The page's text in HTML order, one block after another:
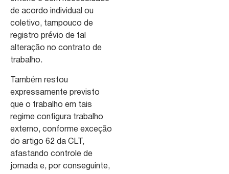
de acordo individual ou
coletivo, tampouco de
registro prévio de tal
alteração no contrato de
trabalho.
Também restou
expressamente previsto
que o trabalho em tais
regime configura trabalho
externo, conforme exceção
do artigo 62 da CLT,
afastando controle de
jornada e, por conseguinte,